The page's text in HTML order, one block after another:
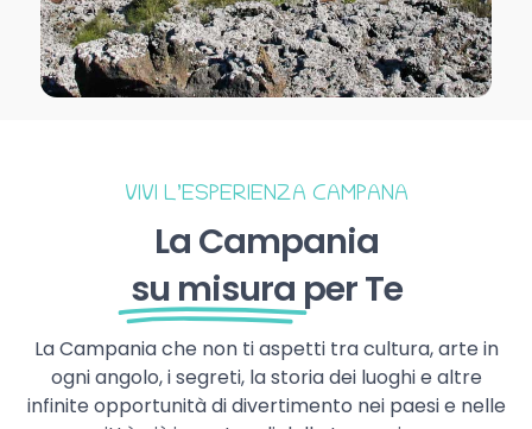
VIVI L’ESPERIENZA CAMPANA
La Campania
su misura per Te
La Campania che non ti aspetti tra cultura, arte in
ogni angolo, i segreti, la storia dei luoghi e altre
infinite opportunità di divertimento nei paesi e nelle